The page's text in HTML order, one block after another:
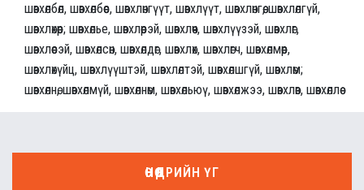
шөвхөлбөл, шөвхөлбөөс, шөвхлөнгүүт, шөвхлүүт, шөвхлөнгөө, шөвхлөлгүй,
шөвхлөхөөр; шөвхөлье, шөвхлөөрэй, шөвхлөөч, шөвхлүүзэй, шөвхлөг,
шөвхлөөсэй, шөвхөлсөн, шөвхөлдөг, шөвхлөх, шөвхлөгч, шөвхөлмөөр,
шөвхлөхүйц, шөвхлүүштэй, шөвхлөлтэй, шөвхөлшгүй, шөвхлөм;
шөвхөлнө, шөвхөлмүй, шөвхөлнөм, шөвхөльюү, шөвхөлжээ, шөвхлөв, шөвхөллөө
ӨНӨӨДРИЙН ҮГ